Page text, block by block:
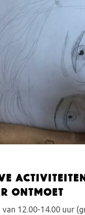
Ontmoet
van 12.00-14.00 uur